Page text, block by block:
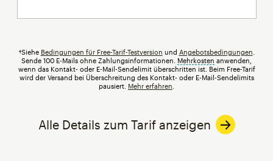
†Siehe Bedingungen für Free-Tarif-Testversion und Angebotsbedingungen
Sende 100 E-Mails ohne Zahlungsinformationen.
Mehrkosten tooltip
anwenden,
wenn das Kontakt- oder E-Mail-Sendelimit überschritten ist. Beim Free-Tarif
wird der Versand bei Überschreitung des Kontakt- oder E-Mail-Sendelimits
pausiert. Mehr erfahren
Alle Details zum Tarif anzeigen